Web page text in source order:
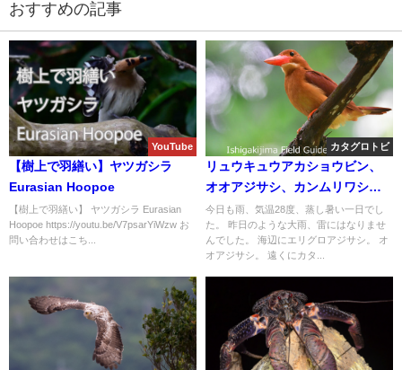
おすすめの記事
YouTube
【樹上で羽繕い】ヤツガシラ
Eurasian Hoopoe
【樹上で羽繕い】 ヤツガシラ Eurasian
Hoopoe https://youtu.be/V7psarYiWzw お
問い合わせはこち...
カタグロトビ
リュウキュウアカショウビン、
オオアジサシ、カンムリワシ、
カタグロトビ等などをバードウ
オッチング＆野鳥撮影！！
今日も雨、気温28度、蒸し暑い一日でし
た。 昨日のような大雨、雷にはなりませ
んでした。 海辺にエリグロアジサシ。 オ
オアジサシ。 遠くにカタ...